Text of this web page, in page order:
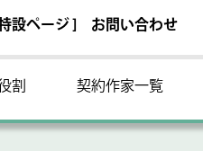
設ページ ] お問い合わせ
割 契約作家一覧